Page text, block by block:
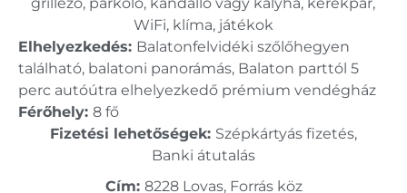
grillező, parkoló, kandalló vagy kályha, kerékpár,
WiFi, klíma, játékok
Elhelyezkedés: Balatonfelvidéki szőlőhegyen
található, balatoni panorámás, Balaton parttól 5
perc autóútra elhelyezkedő prémium vendégház
Férőhely: 8 fő
Fizetési lehetőségek: Szépkártyás fizetés,
Banki átutalás
Cím: 8228 Lovas, Forrás köz